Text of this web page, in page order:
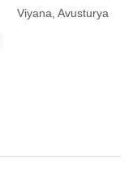
Viyana, Avusturya